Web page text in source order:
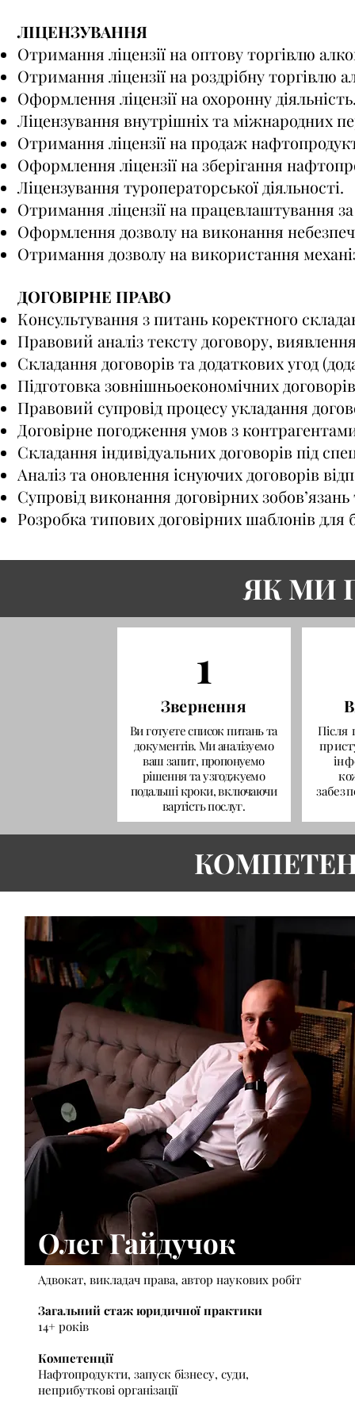
ЛІЦЕНЗУВАННЯ
Отримання ліцензії на оптову торгівлю
Отримання ліцензії на роздрібну торгівлю
Оформлення ліцензії на охоронну
Ліцензування внутрішніх та міжнародних
Отримання ліцензії на продаж
Оформлення ліцензії на зберігання
Ліцензування туроператорської діяльності.
Отримання ліцензії на працевлаштування
Оформлення дозволу на виконання
Отримання дозволу на використання
ДОГОВІРНЕ ПРАВО
Консультування з питань коректного
Правовий аналіз тексту договору,
Складання договорів та додаткових угод
Підготовка зовнішньоекономічних
Правовий супровід процесу укладання
Договірне погодження умов з
Складання індивідуальних договорів під
Аналіз та оновлення існуючих договорів
Супровід виконання договірних
Розробка типових договірних шаблонів для
ЯК МИ
1
Звернення
Ви готуєте список питань та
документів. Ми аналізуємо
ваш запит, пропонуємо
рішення та узгоджуємо
подальші кроки, включаючи
вартість послуг.
Після
Олег Гайдучок
Адвокат, викладач права, автор наукових робіт
Загальний стаж юридичної практики
14+ років
Компетенції
Нафтопродукти, запуск бізнесу, суди,
неприбуткові організації